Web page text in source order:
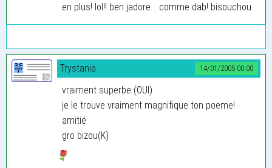
en plus! lol!! ben jadore. . comme dab! bisouchou
14/01/2005 00:00
Trystania
vraiment superbe (OUI)
je le trouve vraiment magnifique ton poeme!
amitié
gro bizou(K)